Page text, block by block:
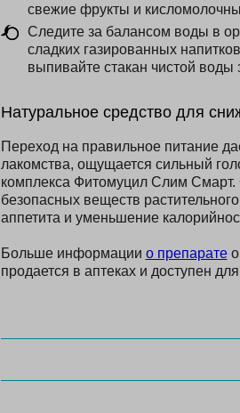
свежие фрукты и
Следите за балансом воды в
сладких газированных
выпивайте стакан чистой
Натуральное средство для
Переход на правильное питание
лакомства, ощущается сильный
комплекса Фитомуцил Слим
безопасных веществ
аппетита и уменьшение
Больше информации о препарате
продается в аптеках и доступен